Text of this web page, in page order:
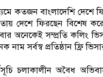
কতজন বাংলাদেশি দেশে
দেশে ফিরছেন বিশেষ
অনেকেই সম্প্রতি কলিং
নাম সর্বস্ব প্রতিষ্ঠান ফ্রি
চলাকালীন অবৈধ